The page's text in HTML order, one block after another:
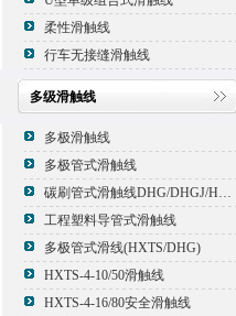
柔性滑触线
行车无接缝滑触线
多级滑触线
多极滑触线
多极管式滑触线
碳刷管式滑触线DHG/DHGJ/HXTL/HXTS-4
工程塑料导管式滑触线
多极管式滑线(HXTS/DHG)
HXTS-4-10/50滑触线
HXTS-4-16/80安全滑触线